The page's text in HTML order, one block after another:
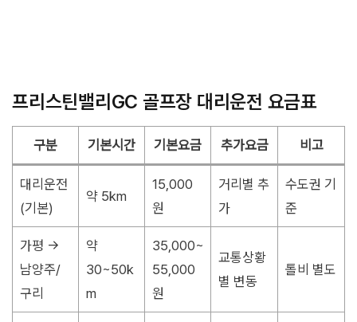
프리스틴밸리GC 골프장 대리운전 요금표
구분 기본시간 기본요금 추가요금 비고
대리운전
(기본)
약 5km
15,000
원
거리별 추
가
수도권 기
준
가평 →
남양주/
구리
약
30~50k
m
35,000~
55,000
원
교통상황
별 변동
톨비 별도